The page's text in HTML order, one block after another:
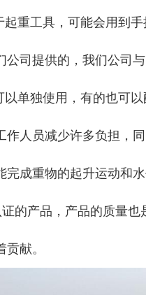
重工具，可能会用到
公司提供的，我们公司
单独使用，有的也可
作人员减少许多负担，
完成重物的起升运动和
的产品，产品的质量
献。